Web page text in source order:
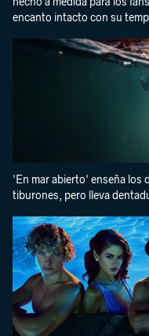
encanto intacto con su
'En mar abierto' enseña los
tiburones, pero lleva